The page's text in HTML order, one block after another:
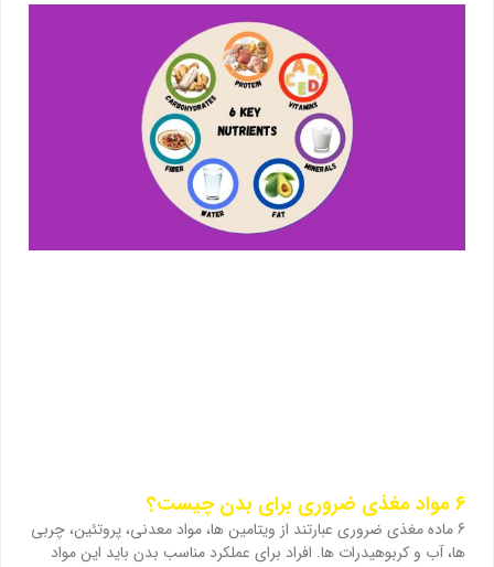
6 مواد مغذی ضروری برای بدن چیست؟
6 ماده مغذی ضروری عبارتند از ویتامین ها، مواد معدنی، پروتئین، چربی
ها، آب و کربوهیدرات ها. افراد برای عملکرد مناسب بدن باید این مواد